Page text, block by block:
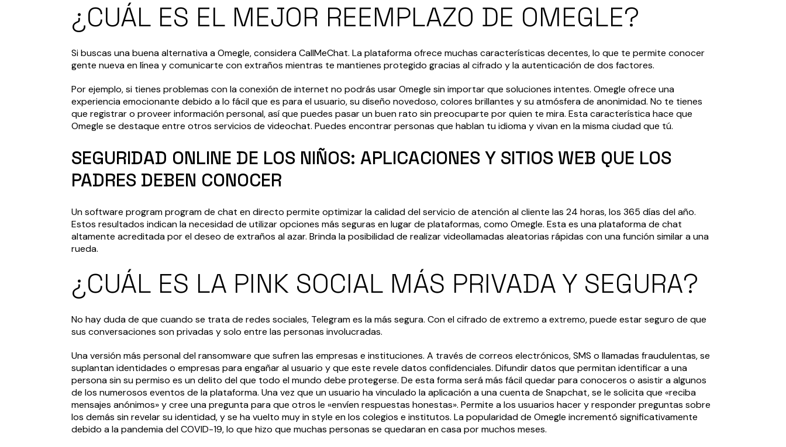
¿CUÁL ES EL MEJOR REEMPLAZO DE OMEGLE?
Si buscas una buena alternativa a Omegle, considera CallMeChat. La plataforma ofrece muchas características decentes, lo que te permite conocer
gente nueva en línea y comunicarte con extraños mientras te mantienes protegido gracias al cifrado y la autenticación de dos factores.
Por ejemplo, si tienes problemas con la conexión de internet no podrás usar Omegle sin importar que soluciones intentes. Omegle ofrece una
experiencia emocionante debido a lo fácil que es para el usuario, su diseño novedoso, colores brillantes y su atmósfera de anonimidad. No te tienes
que registrar o proveer información personal, así que puedes pasar un buen rato sin preocuparte por quien te mira. Esta característica hace que
Omegle se destaque entre otros servicios de videochat. Puedes encontrar personas que hablan tu idioma y vivan en la misma ciudad que tú.
SEGURIDAD ONLINE DE LOS NIÑOS: APLICACIONES Y SITIOS WEB QUE LOS
PADRES DEBEN CONOCER
Un software program program de chat en directo permite optimizar la calidad del servicio de atención al cliente las 24 horas, los 365 días del año.
Estos resultados indican la necesidad de utilizar opciones más seguras en lugar de plataformas, como Omegle. Esta es una plataforma de chat
altamente acreditada por el deseo de extraños al azar. Brinda la posibilidad de realizar videollamadas aleatorias rápidas con una función similar a una
rueda.
¿CUÁL ES LA PINK SOCIAL MÁS PRIVADA Y SEGURA?
No hay duda de que cuando se trata de redes sociales, Telegram es la más segura. Con el cifrado de extremo a extremo, puede estar seguro de que
sus conversaciones son privadas y solo entre las personas involucradas.
Una versión más personal del ransomware que sufren las empresas e instituciones. A través de correos electrónicos, SMS o llamadas fraudulentas, se
suplantan identidades o empresas para engañar al usuario y que este revele datos confidenciales. Difundir datos que permitan identificar a una
persona sin su permiso es un delito del que todo el mundo debe protegerse. De esta forma será más fácil quedar para conoceros o asistir a algunos
de los numerosos eventos de la plataforma. Una vez que un usuario ha vinculado la aplicación a una cuenta de Snapchat, se le solicita que «reciba
mensajes anónimos» y cree una pregunta para que otros le «envíen respuestas honestas». Permite a los usuarios hacer y responder preguntas sobre
los demás sin revelar su identidad, y se ha vuelto muy in style en los colegios e institutos. La popularidad de Omegle incrementó significativamente
debido a la pandemia del COVID-19, lo que hizo que muchas personas se quedaran en casa por muchos meses.